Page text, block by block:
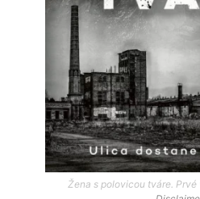
Žena s polovicou tváre. Prvé